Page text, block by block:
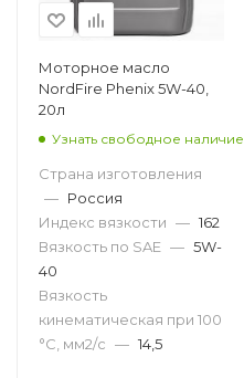
Моторное масло
NordFire Phenix 5W-40,
20л
Узнать свободное наличие
Страна изготовления
— Россия
Индекс вязкости — 162
Вязкость по SAE — 5W-
40
Вязкость
кинематическая при 100
°С, мм2/с — 14,5